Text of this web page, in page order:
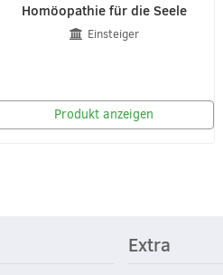
Homöopathie für die Seele
Einsteiger
Produkt anzeigen
Extra